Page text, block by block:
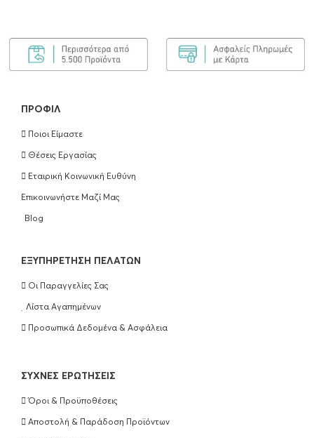
ΠΡΟΦΊΛ
Ποιοι Είμαστε
Θέσεις Εργασίας
Εταιρική Κοινωνική Ευθύνη
Επικοινωνήστε Μαζί Μας
Blog
EΞΥΠΗΡΈΤΗΣΗ ΠΕΛΑΤΏΝ
Οι Παραγγελίες Σας
Λίστα Αγαπημένων
Προσωπικά Δεδομένα & Ασφάλεια
ΣΥΧΝΈΣ ΕΡΩΤΉΣΕΙΣ
Όροι & Προϋποθέσεις
Αποστολή & Παράδοση Προϊόντων